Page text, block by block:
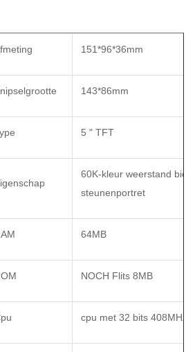
151*96*36mm
143*86mm
5 " TFT
60K-kleur weerstand
steunenportret
64MB
NOCH Flits 8MB
cpu met 32 bits 408MHz